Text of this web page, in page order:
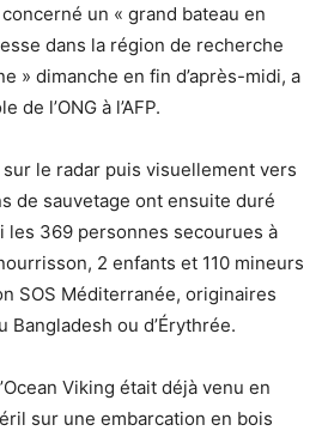
un « grand bateau en
dans la région de recherche
» dimanche en fin d’après-midi, a
l’ONG à l’AFP.
le radar puis visuellement vers
de sauvetage ont ensuite duré
les 369 personnes secourues à
2 enfants et 110 mineurs
SOS Méditerranée, originaires
Bangladesh ou d’Érythrée.
Viking était déjà venu en
sur une embarcation en bois